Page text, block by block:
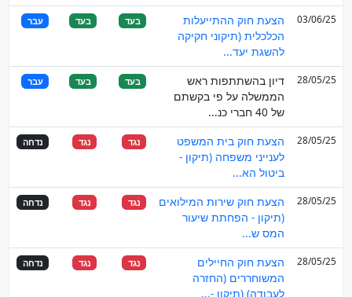
03/06/25
הצעת חוק ההתייעלות
הכלכלית (תיקוני חקיקה
להשגת יעד...
בעד בעד עבר
28/05/25
דיון בהשתתפות ראש
הממשלה על פי בקשתם
של 40 חברי כנ...
בעד בעד עבר
28/05/25
הצעת חוק בית המשפט
לענייני משפחה (תיקון -
ביטול הא...
נגד נגד נדחה
28/05/25
הצעת חוק שירות המילואים
(תיקון - הפחתת שיעור
המס ש...
נגד נגד נדחה
28/05/25
הצעת חוק החיילים
המשוחררים (החזרה
לעבודה) (תיקון -...
נגד נגד נדחה